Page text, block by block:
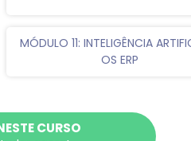
MÓDULO 11: INTELIGÊNCIA
OS ERP
CURSO